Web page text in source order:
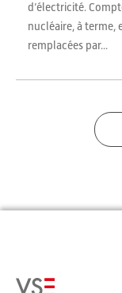
d’électricité.
nucléaire, à terme,
remplacées par...